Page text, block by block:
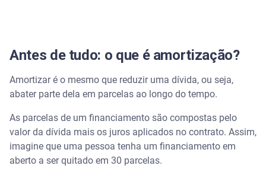
Antes de tudo: o que é amortização?
Amortizar é o mesmo que reduzir uma dívida, ou seja,
abater parte dela em parcelas ao longo do tempo.
As parcelas de um financiamento são compostas pelo
valor da dívida mais os juros aplicados no contrato. Assim,
imagine que uma pessoa tenha um financiamento em
aberto a ser quitado em 30 parcelas.